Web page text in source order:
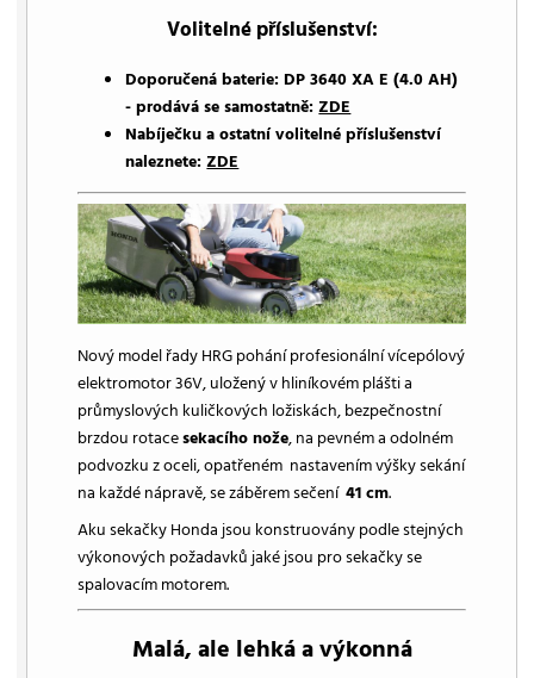
Volitelné příslušenství:
Doporučená baterie: DP 3640 XA E (4.0 AH)
- prodává se samostatně:ZDE
Nabíječku a ostatní volitelné příslušenství
naleznete:ZDE
Nový model řady HRG pohání profesionální vícepólový
elektromotor 36V, uložený v hliníkovém plášti a
průmyslových kuličkových ložiskách, bezpečnostní
brzdou rotacesekacího nože, na pevném a odolném
podvozku z oceli, opatřeném nastavením výšky sekání
na každé nápravě, se záběrem sečení41 cm.
Aku sekačky Honda jsou konstruovány podle stejných
výkonových požadavků jaké jsou pro sekačky se
spalovacím motorem.
Malá, ale lehká a výkonná